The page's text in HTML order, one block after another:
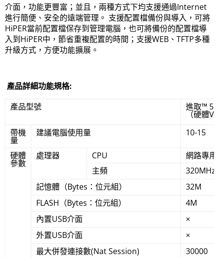
介面，功能更豐富；並且，兩種方式下均支援通過Internet
進行簡便、安全的遠端管理。 支援配置檔備份與導入，可將
HiPER當前配置檔保存到管理電腦，也可將備份的配置檔導
入到HiPER中，節省重複配置的時間；支援WEB、TFTP多種
升級方式，方便功能擴展。
產品詳細功能規格:
產品型號
進取™
（硬體
帶機
量
建議電腦使用量 10-15
硬體
參數
處理器 CPU
網路專
主頻
320MHz
記憶體（Bytes：位元組）
32M
FLASH（Bytes：位元組）
4M
內置USB介面
×
外置USB介面
×
最大併發連接數(Nat Session)
30000